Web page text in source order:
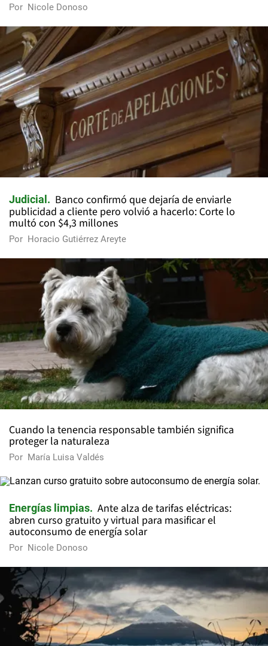
Por Nicole Donoso
Judicial
Banco confirmó que dejaría de enviarle
publicidad a cliente pero volvió a hacerlo: Corte lo
multó con $4,3 millones
Por Horacio Gutiérrez Areyte
Cuando la tenencia responsable también significa
proteger la naturaleza
Por María Luisa Valdés
Energías limpias
Ante alza de tarifas eléctricas:
abren curso gratuito y virtual para masificar el
autoconsumo de energía solar
Por Nicole Donoso